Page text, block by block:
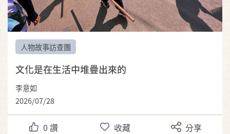
人物故事訪查團
文化是在生活中堆疊出來的
李意如
2026/07/28
0 讚 收藏 分享